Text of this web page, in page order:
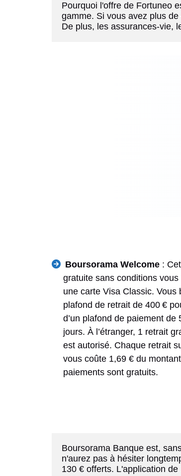
Pourquoi l'offre de Fortuneo
gamme. Si vous avez plus
De plus, les assurances-vie,
Boursorama Welcome :
gratuite sans conditions
une carte Visa Classic. Vous
plafond de retrait de 400 €
d’un plafond de paiement de
jours. À l’étranger, 1 retrait
est autorisé. Chaque retrait
vous coûte 1,69 € du
paiements sont gratuits.
Boursorama Banque est,
n'aurez pas à hésiter
130 € offerts. L'application